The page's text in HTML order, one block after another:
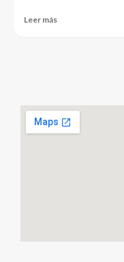
Leer más